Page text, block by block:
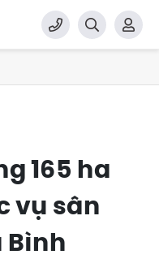
165 ha
vụ sân
Bình